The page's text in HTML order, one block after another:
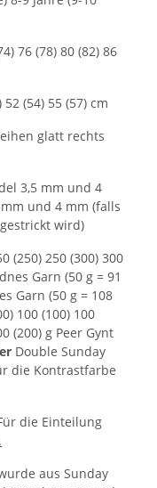
76 (78) 80 (82) 86
52 (54) 55 (57) cm
glatt rechts
3,5 mm und 4
und 4 mm (falls
wird)
(250) 250 (300) 300
Garn (50 g = 91
Garn (50 g = 108
100 (100) 100
(200) g Peer Gynt
Double Sunday
die Kontrastfarbe
die Einteilung
aus Sunday